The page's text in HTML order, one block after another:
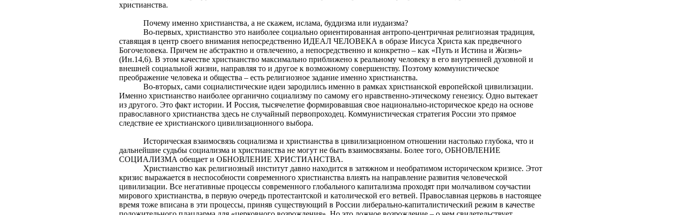
христианства.
Почему именно христианства, а не скажем, ислама, буддизма или иудаизма?
Во-первых, христианство это наиболее социально ориентированная антропо-центричная религиозная традиция,
ставящая в центр своего внимания непосредственно ИДЕАЛ ЧЕЛОВЕКА в образе Иисуса Христа как предвечного
Богочеловека. Причем не абстрактно и отвлеченно, а непосредственно и конкретно – как «Путь и Истина и Жизнь»
(Ин.14,6). В этом качестве христианство максимально приближено к реальному человеку в его внутренней духовной и
внешней социальной жизни, направляя то и другое к возможному совершенству. Поэтому коммунистическое
преображение человека и общества – есть религиозное задание именно христианства.
Во-вторых, сами социалистические идеи зародились именно в рамках христианской европейской цивилизации.
Именно христианство наиболее органично социализму по самому его нравственно-этическому генезису. Одно вытекает
из другого. Это факт истории. И Россия, тысячелетие формировавшая свое национально-историческое кредо на основе
православного христианства здесь не случайный первопроходец. Коммунистическая стратегия России это прямое
следствие ее христианского цивилизационного выбора.
Историческая взаимосвязь социализма и христианства в цивилизационном отношении настолько глубока, что и
дальнейшие судьбы социализма и христианства не могут не быть взаимосвязаны. Более того, ОБНОВЛЕНИЕ
СОЦИАЛИЗМА обещает и ОБНОВЛЕНИЕ ХРИСТИАНСТВА.
Христианство как религиозный институт давно находится в затяжном и необратимом историческом кризисе. Этот
кризис выражается в неспособности современного христианства влиять на направление развития человеческой
цивилизации. Все негативные процессы современного глобального капитализма проходят при молчаливом соучастии
мирового христианства, в первую очередь протестантской и католической его ветвей. Православная церковь в настоящее
время тоже вписана в эти процессы, приняв существующий в России либерально-капиталистический режим в качестве